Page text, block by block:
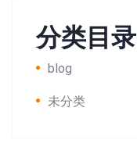
分类目录
blog
未分类